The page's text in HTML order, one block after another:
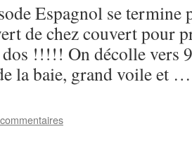
Espagnol se termine
de chez couvert pour
!!!!! On décolle vers
la baie, grand voile et